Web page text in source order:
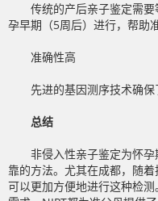
传统的产后亲子鉴定需要
孕早期（5周后）进行，帮助
准确性高
先进的基因测序技术确保
总结
非侵入性亲子鉴定为怀孕
靠的方法。尤其在成都，随
可以更加方便地进行这种检